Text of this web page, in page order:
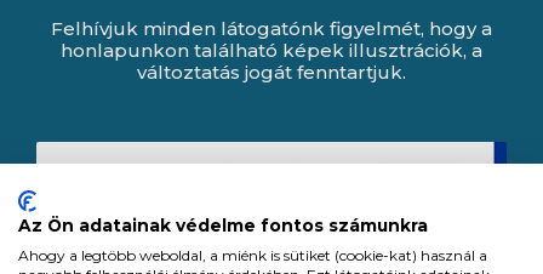
Felhívjuk minden látogatónk figyelmét, hogy a
honlapunkon található képek illusztrációk, a
változtatás jogát fenntartjuk.
Az Ön adatainak védelme fontos számunkra
Ahogy a legtöbb weboldal, a miénk is sütiket (cookie-kat) használ a